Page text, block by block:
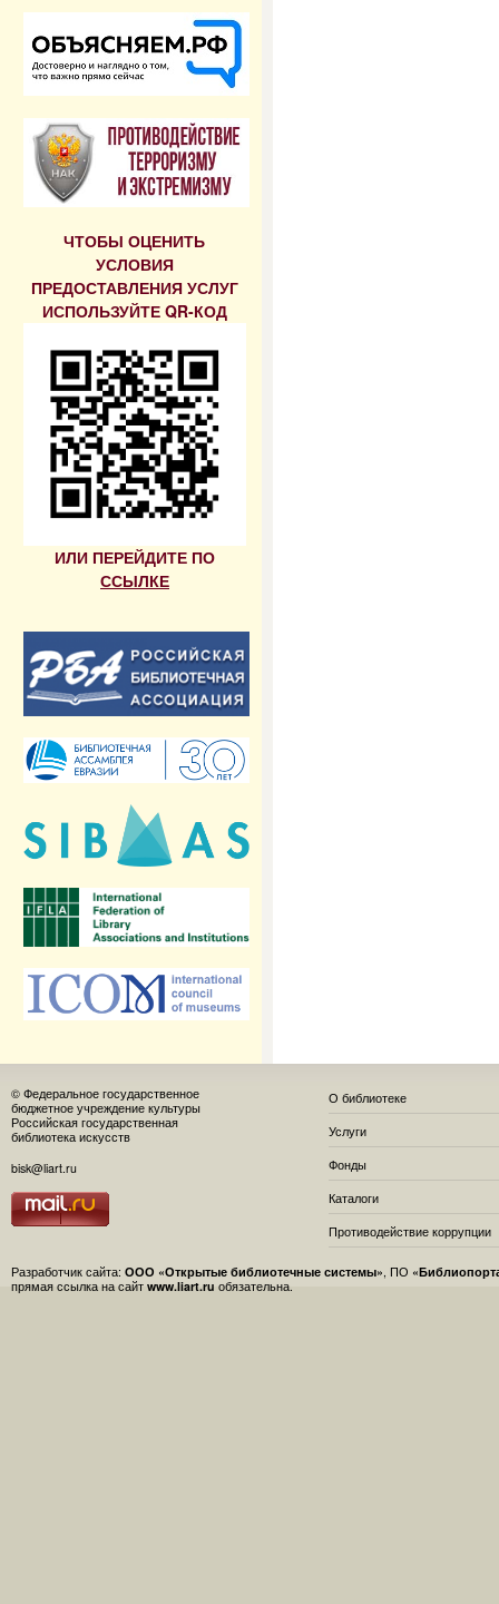
ЧТОБЫ ОЦЕНИТЬ
УСЛОВИЯ
ПРЕДОСТАВЛЕНИЯ УСЛУГ
ИСПОЛЬЗУЙТЕ QR-КОД
ИЛИ ПЕРЕЙДИТЕ ПО
ССЫЛКЕ
© Федеральное государственное
бюджетное учреждение культуры
Российская государственная
библиотека искусств
bisk@liart.ru
О библиотеке
Услуги
Фонды
Каталоги
Противодействие коррупции
Разработчик сайта: ООО «Открытые библиотечные системы» , ПО
прямая ссылка на сайт www.liart.ru обязательна.